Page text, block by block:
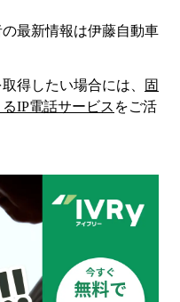
最新情報は伊藤自動車
取得したい場合には、
固
IP電話サービス をご活